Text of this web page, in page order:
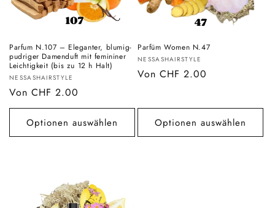
Parfum N.107 – Eleganter, blumig-
pudriger Damenduft mit femininer
Leichtigkeit (bis zu 12 h Halt)
Anbieter:
NESSASHAIRSTYLE
Normaler
Preis
Von CHF 2.00
Optionen auswählen
Parfüm Women N.47
Anbieter:
NESSASHAIRSTYLE
Normaler
Von CHF 2.00
Optionen auswählen